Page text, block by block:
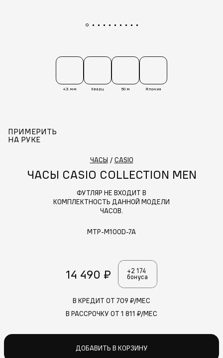
43 мм Кварц 50 м Япония
ПРИМЕРИТЬ
НА РУКЕ
ЧАСЫ / CASIO
ЧАСЫ CASIO COLLECTION MEN
ФУТЛЯР НЕ ВХОДИТ В
КОМПЛЕКТНОСТЬ ДАННОЙ МОДЕЛИ
ЧАСОВ.
MTP-M100D-7A
14 490 ₽
+2 174
бонуса
В КРЕДИТ ОТ 709 ₽/МЕС
В РАССРОЧКУ ОТ 1 811 ₽/МЕС
ДОБАВИТЬ В КОРЗИНУ